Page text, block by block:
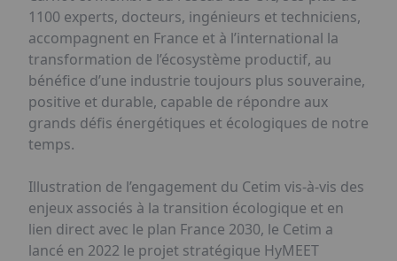
1100 experts, docteurs, ingénieurs et techniciens,
accompagnent en France et à l’international la
transformation de l’écosystème productif, au
bénéfice d’une industrie toujours plus souveraine,
positive et durable, capable de répondre aux
grands défis énergétiques et écologiques de notre
temps.
Illustration de l’engagement du Cetim vis-à-vis des
enjeux associés à la transition écologique et en
lien direct avec le plan France 2030, le Cetim a
lancé en 2022 le projet stratégique HyMEET